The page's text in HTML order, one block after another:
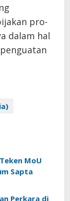
pro-
dalam hal
MoU
Sapta
Perkara di